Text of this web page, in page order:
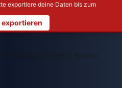
exportiere deine Daten bis zum
exportieren
LEGO 7412 Yeti's Hideout